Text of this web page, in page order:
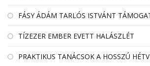
FÁSY ÁDÁM TARLÓS ISTVÁNT
TÍZEZER EMBER EVETT HALÁSZLÉT
PRAKTIKUS TANÁCSOK A HOSSZÚ